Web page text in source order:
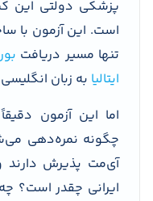
پزشکی دولتی این
است. این آزمون با
تنها مسیر دریافت
ایتالیا به زبان
اما این آزمون
چگونه نمره‌دهی
آی‌مت پذیرش دارند
ایرانی چقدر است؟